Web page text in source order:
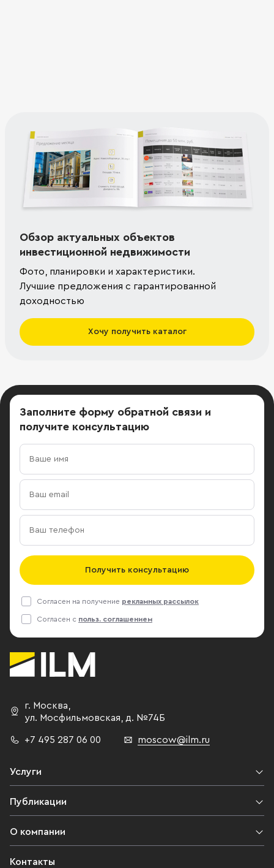
Обзор актуальных объектов
инвестиционной недвижимости
Фото, планировки и характеристики.
Лучшие предложения с гарантированной
доходностью
Хочу получить каталог
Заполните форму обратной связи и
получите консультацию
Получить консультацию
Согласен на получение рекламных рассылок
Согласен с польз. соглашением
г. Москва
ул. Мосфильмовская,
д. №74Б
+7 495 287 06 00 moscow@ilm.ru
Услуги
Публикации
О компании
Контакты